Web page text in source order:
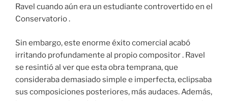
Ravel cuando aún era un estudiante controvertido en el
Conservatorio .
Sin embargo, este enorme éxito comercial acabó
irritando profundamente al propio compositor . Ravel
se resintió al ver que esta obra temprana, que
consideraba demasiado simple e imperfecta, eclipsaba
sus composiciones posteriores, más audaces. Además,